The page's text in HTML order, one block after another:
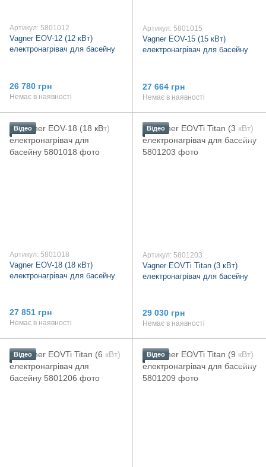
Артикул: 5801012
Vagner EOV-12 (12 кВт)
електронагрівач для басейну
26 780 грн
Немає в наявності
Артикул: 5801015
Vagner EOV-15 (15 кВт)
електронагрівач для басейну
27 664 грн
Немає в наявності
Відео
Артикул: 5801018
Vagner EOV-18 (18 кВт)
електронагрівач для басейну
27 851 грн
Немає в наявності
Відео
Артикул: 5801203
Vagner ЕОVTi Titan (3 кВт)
електронагрівач для басейну
29 030 грн
Немає в наявності
Відео Відео